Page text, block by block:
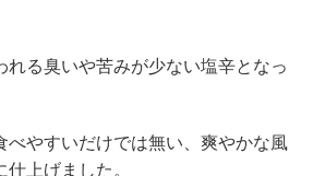
れる臭いや苦みが少ない塩辛となっ
べやすいだけでは無い、爽やかな風
上げました。